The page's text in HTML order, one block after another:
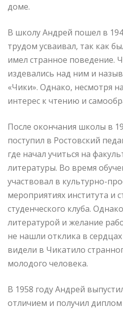
доме.
В школу Андрей пошел в
трудом усваивал, так как
имел странное поведение.
издевались над ним и
«Чики». Однако, несмотря
интерес к чтению и
После окончания школы в
поступил в Ростовский
где начал учиться на
литературы. Во время
участвовал в культурно-
мероприятиях института и
студенческого клуба.
литературой и желание
не нашли отклика в
видели в Чикатило
молодого человека.
В 1958 году Андрей
отличием и получил